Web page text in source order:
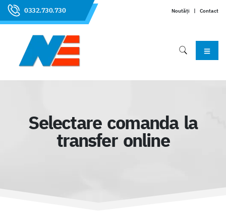
0332.730.730 Noutăți | Contact
Selectare comanda la
transfer online